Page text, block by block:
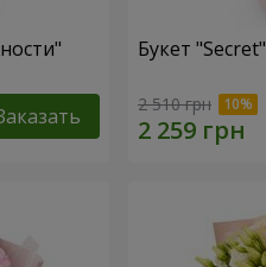
Букет "Secret"
2 510 грн